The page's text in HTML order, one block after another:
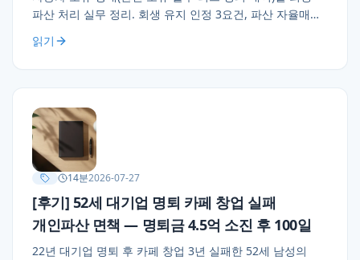
파산 처리 실무 정리. 회생 유지 인정 3요건, 파산 자율매각·
처리, 업무 필수성 소명 실무 3가지 조언.
읽기
14분2026-07-27
[후기] 52세 대기업 명퇴 카페 창업 실패
개인파산 면책 — 명퇴금 4.5억 소진 후 100일
22년 대기업 명퇴 후 카페 창업 3년 실패한 52세 남성의